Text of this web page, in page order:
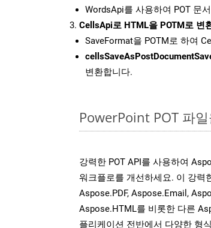
WordsApi를 사용하여 POT 문
CellsApi로 HTML을 POTM로 변
SaveFormat을 POTM로 하여
변환합니다.
PowerPoint POT 파
강력한 POT API를 사용하여
워크플로를 개선하세요. 이 강력
Aspose.PDF, Aspose.Email,
Aspose.HTML를 비롯한 다른
플리케이션 전반에서 다양한 형